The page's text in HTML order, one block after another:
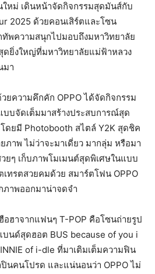
ใหม่ เดินหน้าจัดกิจกรรมสุดมันส์กับ
2025 ด้วยคอนเสิร์ตและโซน
พความสนุกไปมอบถึงมหาวิทยาลัย
ดยิ่งใหญ่ที่มหาวิทยาลัยแม่ฟ้าหลวง
มา
ยความคึกคัก OPPO ได้จัดกิจกรรม
บจัดเต็มมาสร้างประสบการณ์สุด
ดยมี Photobooth สไตล์ Y2K สุดชิค
าพ ไม่ว่าจะมาเดี่ยว มากลุ่ม หรือมา
ยๆ เก็บภาพโมเมนต์สุดพิเศษในแบบ
เทรตสวยคมด้วย สมาร์ตโฟน OPPO
ภาพออกมาน่าจดจำ
อฮาจากแฟนๆ T-POP คือโซนถ่ายรูป
นด์สุดฮอต BUS because of you i
of i-dle ที่มาเติมเต็มความฟิน
นคนโปรด และแน่นอนว่า OPPO ไม่